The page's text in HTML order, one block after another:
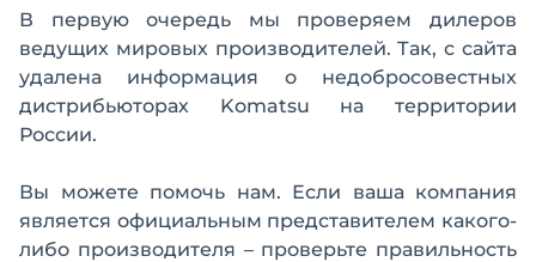
В первую очередь мы проверяем дилеров
ведущих мировых производителей. Так, с сайта
удалена информация о недобросовестных
дистрибьюторах Komatsu на территории
России.
Вы можете помочь нам. Если ваша компания
является официальным представителем какого-
либо производителя – проверьте правильность